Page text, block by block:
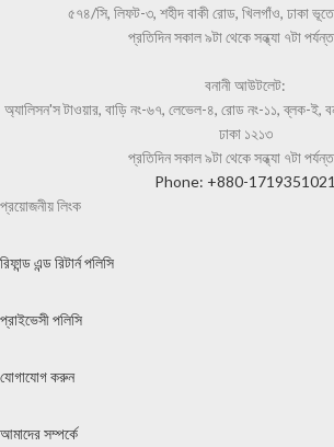
৫৭৪/সি, লিফট-৩, শহীদ বাকী রোড, খিলগাঁও, ঢাকা
প্রতিদিন সকাল ৯টা থেকে সন্ধ্যা ৭টা
বনানী আউটলেট:
অ্যালিসন'স টাওয়ার, বাড়ি নং-৬৭, লেভেল-৪, রোড নং-১১, ব্লক-ই,
ঢাকা ১২১৩
প্রতিদিন সকাল ৯টা থেকে সন্ধ্যা ৭টা
Phone: +880-1719351021
প্রয়োজনীয় লিংক
রিফান্ড এন্ড রিটার্ন পলিসি
প্রাইভেসী পলিসি
যোগাযোগ করুন
আমাদের সম্পর্কে